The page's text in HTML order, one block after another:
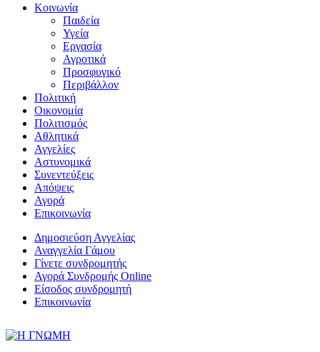
Κοινωνία
Παιδεία
Υγεία
Εργασία
Αγροτικά
Προσφυγικό
Περιβάλλον
Πολιτική
Οικονομία
Πολιτισμός
Αθλητικά
Αγγελίες
Αστυνομικά
Συνεντεύξεις
Απόψεις
Αγορά
Επικοινωνία
Δημοσιεύση Αγγελίας
Αναγγελία Γάμου
Γίνετε συνδρομητής
Αγορά Συνδρομής Online
Είσοδος συνδρομητή
Επικοινωνία